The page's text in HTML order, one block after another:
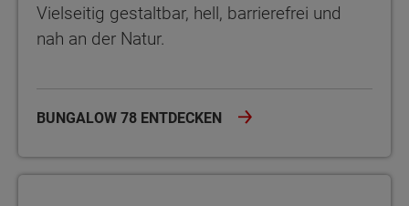
Vielseitig gestaltbar, hell, barrierefrei und
nah an der Natur.
BUNGALOW 78 ENTDECKEN